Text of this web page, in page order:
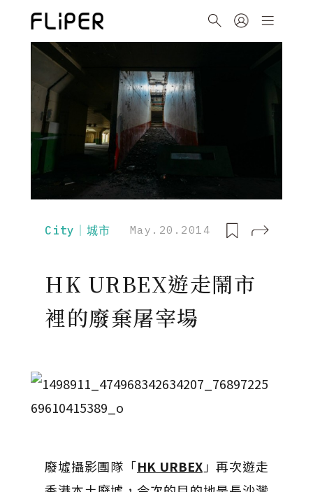
City｜城市 May.20.2014
HK URBEX遊走鬧市
裡的廢棄屠宰場
廢墟攝影團隊「HK URBEX」再次遊走